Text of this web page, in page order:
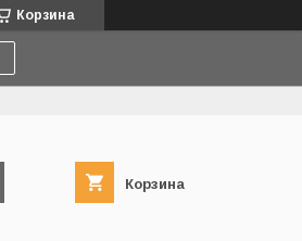
Корзина
Корзина